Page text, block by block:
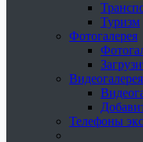
Туризм
Фотогалерея
Видеогалерея
Телефоны